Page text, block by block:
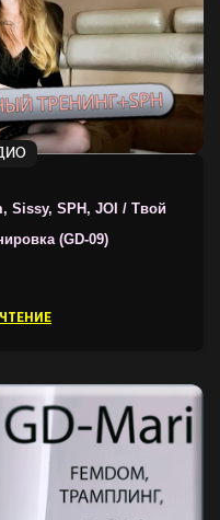
Sissy, SPH, JOI / Твой
(GD-09)